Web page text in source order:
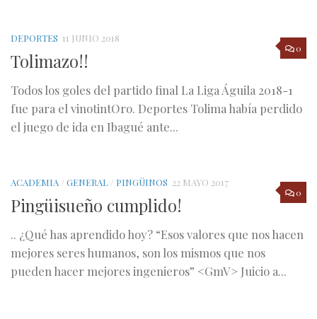
0
DEPORTES 11 JUNIO 2018
Tolimazo!!
Todos los goles del partido final La Liga Águila 2018-1
fue para el vinotintOro. Deportes Tolima había perdido
el juego de ida en Ibagué ante...
0
ACADEMIA / GENERAL / PINGÜINOS 22 MAYO 2017
Pingüisueño cumplido!
.. ¿Qué has aprendido hoy? “Esos valores que nos hacen
mejores seres humanos, son los mismos que nos
pueden hacer mejores ingenieros” <GmV> Juicio a...